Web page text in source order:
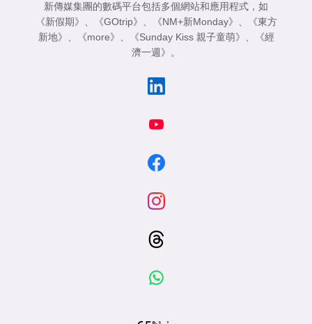
新傳媒集團的數碼平台包括多個網站和應用程式，如
《新假期》 、 《GOtrip》 、 《NM+新Monday》 、
《東方
新地》 、 《more》 、 《Sunday Kiss 親子童萌》 、
《經
濟一週》 。